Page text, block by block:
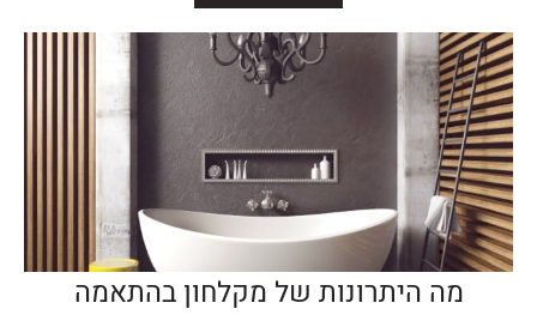
מה היתרונות של מקלחון בהתאמה